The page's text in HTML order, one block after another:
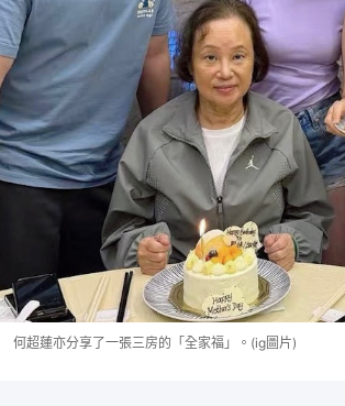
何超蓮亦分享了一張三房的「全家福」。(ig圖片)